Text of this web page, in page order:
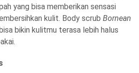
yang bisa memberikan sensasi
kulit. Body scrub Bornean
bikin kulitmu terasa lebih halus